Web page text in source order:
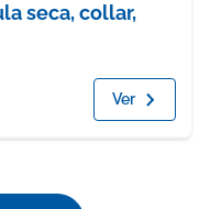
seca, collar,
Ver